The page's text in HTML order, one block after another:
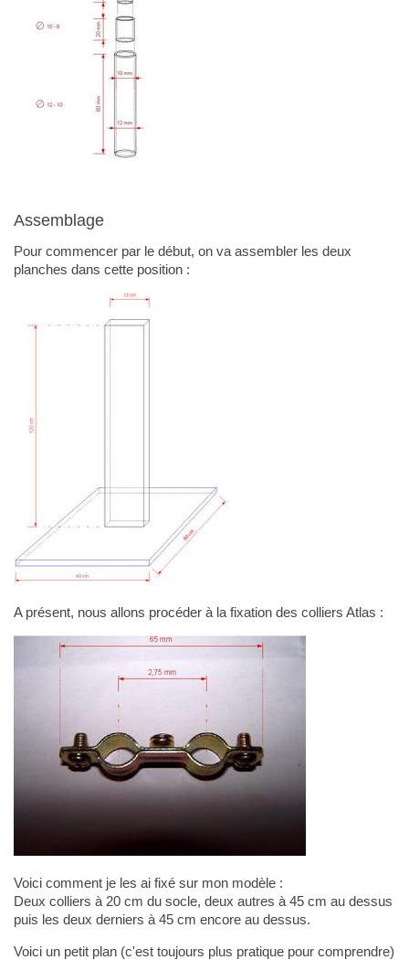
Assemblage
Pour commencer par le début, on va assembler les deux
planches dans cette position :
A présent, nous allons procéder à la fixation des colliers Atlas :
Voici comment je les ai fixé sur mon modèle :
Deux colliers à 20 cm du socle, deux autres à 45 cm au dessus
puis les deux derniers à 45 cm encore au dessus.
Voici un petit plan (c'est toujours plus pratique pour comprendre)